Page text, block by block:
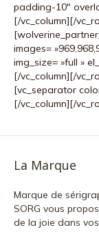
padding-10″
[/vc_column][/
images=
img_size= »full »
[/vc_column][/
[vc_separator
[/vc_column][/
La Marque
Marque de
SORG vous
de la joie dans